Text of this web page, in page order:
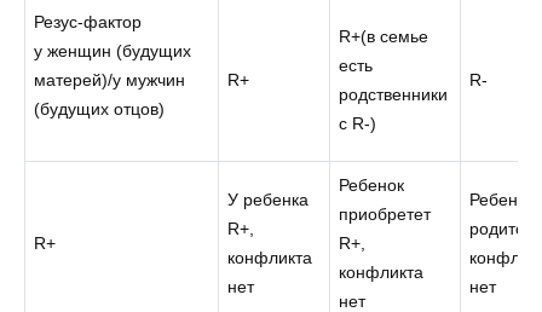
Резус-фактор
у женщин (будущих
матерей)/у мужчин
(будущих отцов)
R+
R+(в семье
есть
родственники
с R-)
R-
R+
У ребенка
R+,
конфликта
нет
Ребенок
приобретет
R+,
конфликта
нет
Ребенок
родится
нет